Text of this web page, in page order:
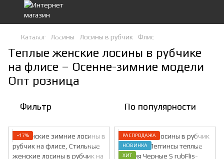
Каталог Лосины Лосины в рубчик Флис
Теплые женские лосины в рубчике
на флисе – Осенне-зимние модели
Опт розница
Фильтр По популярности
−17%
РАСПРОДАЖА
НОВИНКА
ХИТ